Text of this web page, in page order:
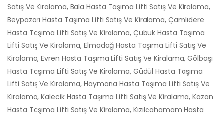
Satış Ve Kiralama, Bala Hasta Taşıma Lifti Satış Ve Kiralama,
Beypazarı Hasta Taşıma Lifti Satış Ve Kiralama, Çamlıdere
Hasta Taşıma Lifti Satış Ve Kiralama, Çubuk Hasta Taşıma
Lifti Satış Ve Kiralama, Elmadağ Hasta Taşıma Lifti Satış Ve
Kiralama, Evren Hasta Taşıma Lifti Satış Ve Kiralama, Gölbaşı
Hasta Taşıma Lifti Satış Ve Kiralama, Güdül Hasta Taşıma
Lifti Satış Ve Kiralama, Haymana Hasta Taşıma Lifti Satış Ve
Kiralama, Kalecik Hasta Taşıma Lifti Satış Ve Kiralama, Kazan
Hasta Taşıma Lifti Satış Ve Kiralama, Kızılcahamam Hasta